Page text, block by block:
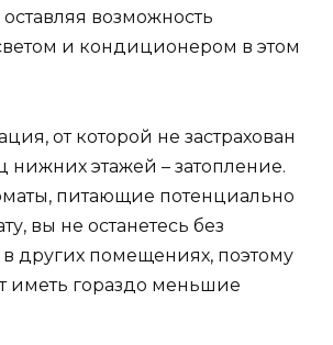
возможность
и кондиционером в этом
от которой не застрахован
этажей – затопление.
питающие потенциально
вы не останетесь без
в других помещениях, поэтому
иметь гораздо меньшие